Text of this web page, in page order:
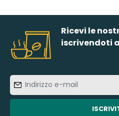
Ricevi le
iscrivendoti